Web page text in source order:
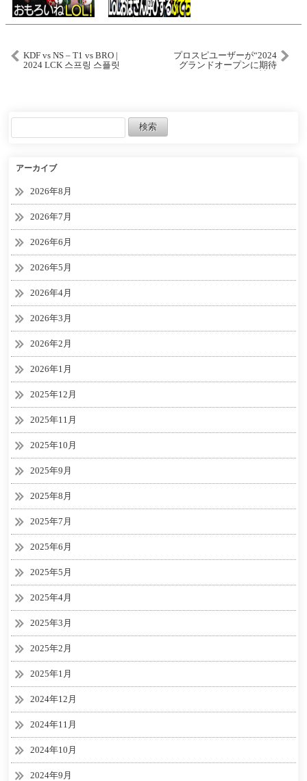
KDF vs NS – T1 vs BRO |
2024 LCK 스프링 스플릿
プロスピユーザーが“2024
グランドオープンに期待
アーカイブ
2026年8月
2026年7月
2026年6月
2026年5月
2026年4月
2026年3月
2026年2月
2026年1月
2025年12月
2025年11月
2025年10月
2025年9月
2025年8月
2025年7月
2025年6月
2025年5月
2025年4月
2025年3月
2025年2月
2025年1月
2024年12月
2024年11月
2024年10月
2024年9月